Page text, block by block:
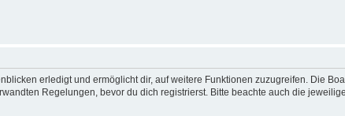
erledigt und ermöglicht dir, auf weitere Funktionen zuzugreifen. Die
Regelungen, bevor du dich registrierst. Bitte beachte auch die